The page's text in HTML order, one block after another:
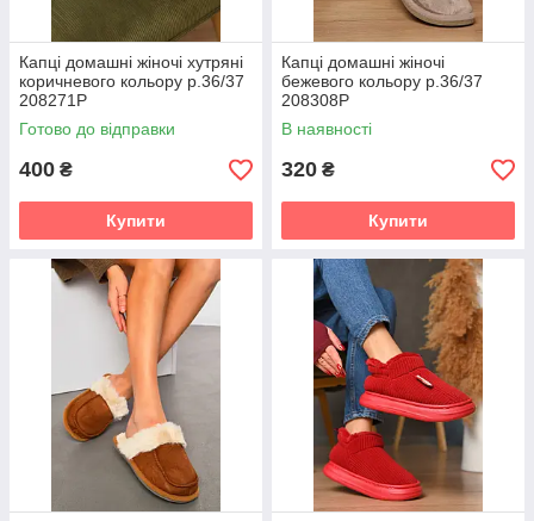
Капці домашні жіночі хутряні
коричневого кольору р.36/37
208271P
Готово до відправки
400 ₴
Купити
Капці домашні жіночі
бежевого кольору р.36/37
208308P
В наявності
320 ₴
Купити